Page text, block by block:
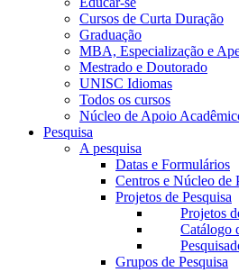
Cursos de Curta Duração
Graduação
MBA, Especialização e
Mestrado e Doutorado
UNISC Idiomas
Todos os cursos
Núcleo de Apoio
Pesquisa
A pesquisa
Datas e Formulários
Centros e Núcleo de
Projetos de Pesquisa
Projetos
Catálogo
Grupos de Pesquisa